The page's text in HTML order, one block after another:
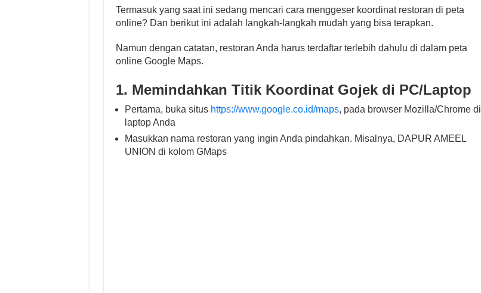
Termasuk yang saat ini sedang mencari cara menggeser koordinat restoran di peta
online? Dan berikut ini adalah langkah-langkah mudah yang bisa terapkan.
Namun dengan catatan, restoran Anda harus terdaftar terlebih dahulu di dalam peta
online Google Maps.
1. Memindahkan Titik Koordinat Gojek di PC/Laptop
Pertama, buka situs https://www.google.co.id/maps, pada browser Mozilla/Chrome di
laptop Anda
Masukkan nama restoran yang ingin Anda pindahkan. Misalnya, DAPUR AMEEL
UNION di kolom GMaps